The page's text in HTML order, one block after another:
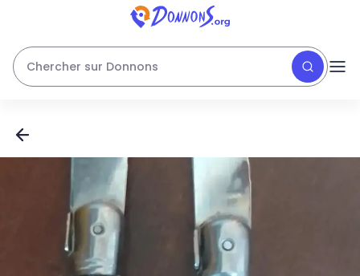
Chercher sur Donnons